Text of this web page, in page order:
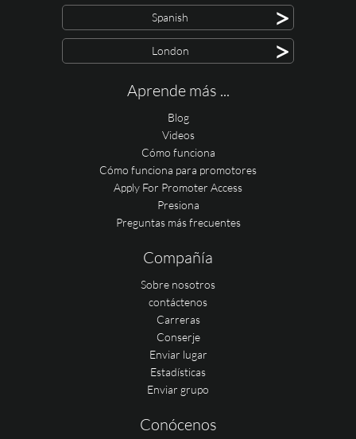
Spanish >
London >
Aprende más ...
Blog
Videos
Cómo funciona
Cómo funciona para promotores
Apply For Promoter Access
Presiona
Preguntas más frecuentes
Compañía
Sobre nosotros
contáctenos
Carreras
Conserje
Enviar lugar
Estadísticas
Enviar grupo
Conócenos